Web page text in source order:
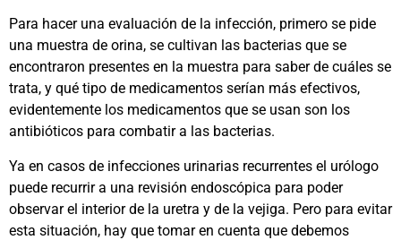
Para hacer una evaluación de la infección, primero se pide
una muestra de orina, se cultivan las bacterias que se
encontraron presentes en la muestra para saber de cuáles se
trata, y qué tipo de medicamentos serían más efectivos,
evidentemente los medicamentos que se usan son los
antibióticos para combatir a las bacterias.
Ya en casos de infecciones urinarias recurrentes el urólogo
puede recurrir a una revisión endoscópica para poder
observar el interior de la uretra y de la vejiga. Pero para evitar
esta situación, hay que tomar en cuenta que debemos